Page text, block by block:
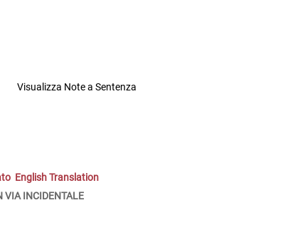
English Translation
VIA INCIDENTALE